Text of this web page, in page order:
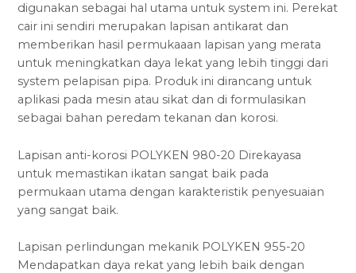
digunakan sebagai hal utama untuk system ini. Perekat
cair ini sendiri merupakan lapisan antikarat dan
memberikan hasil permukaaan lapisan yang merata
untuk meningkatkan daya lekat yang lebih tinggi dari
system pelapisan pipa. Produk ini dirancang untuk
aplikasi pada mesin atau sikat dan di formulasikan
sebagai bahan peredam tekanan dan korosi.
Lapisan anti-korosi POLYKEN 980-20 Direkayasa
untuk memastikan ikatan sangat baik pada
permukaan utama dengan karakteristik penyesuaian
yang sangat baik.
Lapisan perlindungan mekanik POLYKEN 955-20
Mendapatkan daya rekat yang lebih baik dengan